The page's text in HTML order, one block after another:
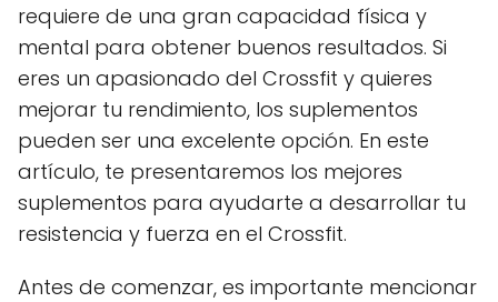
requiere de una gran capacidad física y
mental para obtener buenos resultados. Si
eres un apasionado del Crossfit y quieres
mejorar tu rendimiento, los suplementos
pueden ser una excelente opción. En este
artículo, te presentaremos los mejores
suplementos para ayudarte a desarrollar tu
resistencia y fuerza en el Crossfit.
Antes de comenzar, es importante mencionar